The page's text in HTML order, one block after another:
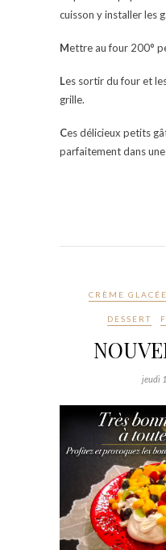
cuisson y installer les
Mettre au four 200°
Les sortir du four et
grille.
Ces délicieux petits
parfaitement dans
CRÈME GLACÉE
DESSERT
jeudi